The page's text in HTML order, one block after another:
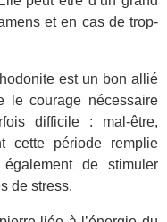
et en cas de trop-
est un bon allié
le courage nécessaire
difficile : mal-être,
cette période remplie
de stimuler
de stress.